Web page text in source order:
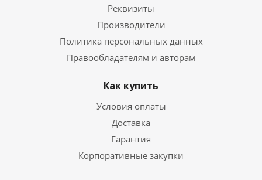
Реквизиты
Производители
Политика персональных данных
Правообладателям и авторам
Как купить
Условия оплаты
Доставка
Гарантия
Корпоративные закупки